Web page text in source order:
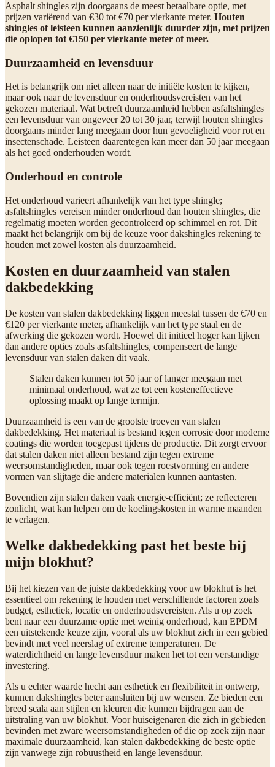
Asphalt shingles zijn doorgaans de meest betaalbare optie, met
prijzen variërend van €30 tot €70 per vierkante meter. Houten
shingles of leisteen kunnen aanzienlijk duurder zijn, met prijzen
die oplopen tot €150 per vierkante meter of meer.
Duurzaamheid en levensduur
Het is belangrijk om niet alleen naar de initiële kosten te kijken,
maar ook naar de levensduur en onderhoudsvereisten van het
gekozen materiaal. Wat betreft duurzaamheid hebben asfaltshingles
een levensduur van ongeveer 20 tot 30 jaar, terwijl houten shingles
doorgaans minder lang meegaan door hun gevoeligheid voor rot en
insectenschade. Leisteen daarentegen kan meer dan 50 jaar meegaan
als het goed onderhouden wordt.
Onderhoud en controle
Het onderhoud varieert afhankelijk van het type shingle;
asfaltshingles vereisen minder onderhoud dan houten shingles, die
regelmatig moeten worden gecontroleerd op schimmel en rot. Dit
maakt het belangrijk om bij de keuze voor dakshingles rekening te
houden met zowel kosten als duurzaamheid.
Kosten en duurzaamheid van stalen
dakbedekking
De kosten van stalen dakbedekking liggen meestal tussen de €70 en
€120 per vierkante meter, afhankelijk van het type staal en de
afwerking die gekozen wordt. Hoewel dit initieel hoger kan lijken
dan andere opties zoals asfaltshingles, compenseert de lange
levensduur van stalen daken dit vaak.
Stalen daken kunnen tot 50 jaar of langer meegaan met
minimaal onderhoud, wat ze tot een kosteneffectieve
oplossing maakt op lange termijn.
Duurzaamheid is een van de grootste troeven van stalen
dakbedekking. Het materiaal is bestand tegen corrosie door moderne
coatings die worden toegepast tijdens de productie. Dit zorgt ervoor
dat stalen daken niet alleen bestand zijn tegen extreme
weersomstandigheden, maar ook tegen roestvorming en andere
vormen van slijtage die andere materialen kunnen aantasten.
Bovendien zijn stalen daken vaak energie-efficiënt; ze reflecteren
zonlicht, wat kan helpen om de koelingskosten in warme maanden
te verlagen.
Welke dakbedekking past het beste bij
mijn blokhut?
Bij het kiezen van de juiste dakbedekking voor uw blokhut is het
essentieel om rekening te houden met verschillende factoren zoals
budget, esthetiek, locatie en onderhoudsvereisten. Als u op zoek
bent naar een duurzame optie met weinig onderhoud, kan EPDM
een uitstekende keuze zijn, vooral als uw blokhut zich in een gebied
bevindt met veel neerslag of extreme temperaturen. De
waterdichtheid en lange levensduur maken het tot een verstandige
investering.
Als u echter waarde hecht aan esthetiek en flexibiliteit in ontwerp,
kunnen dakshingles beter aansluiten bij uw wensen. Ze bieden een
breed scala aan stijlen en kleuren die kunnen bijdragen aan de
uitstraling van uw blokhut. Voor huiseigenaren die zich in gebieden
bevinden met zware weersomstandigheden of die op zoek zijn naar
maximale duurzaamheid, kan stalen dakbedekking de beste optie
zijn vanwege zijn robuustheid en lange levensduur.